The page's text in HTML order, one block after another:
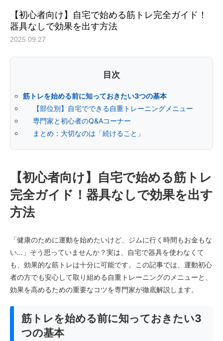
で答えます
解説
【初心者向け】自宅で始める筋トレ完全ガイド！
器具なしで効果を出す方法
2025.09.27
目次
筋トレを始める前に知っておきたい3つの基本
【部位別】自宅でできる自重トレーニングメニュー
専門家と初心者のQ&Aコーナー
まとめ：大切なのは「続けること」
【初心者向け】自宅で始める筋トレ
完全ガイド！器具なしで効果を出す
方法
「健康のために運動を始めたいけど、ジムに行く時間もお金もな
い…」そう思っていませんか？実は、自宅で器具を使わなくて
も、効果的な筋トレは十分に可能です。この記事では、運動初心
者の方でも安心して取り組める自重トレーニングのメニューと、
効果を高めるための重要なコツを専門家が徹底解説します。
筋トレを始める前に知っておきたい3
つの基本